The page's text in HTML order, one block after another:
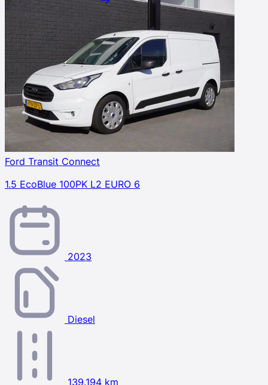
Ford Transit Connect
1.5 EcoBlue 100PK L2 EURO 6
2023
Diesel
139.194 km